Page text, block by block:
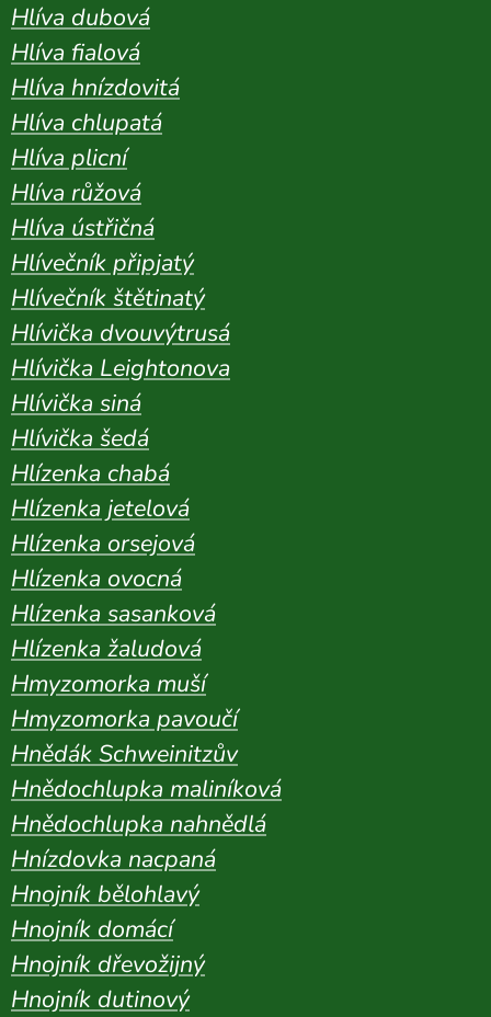
Hlíva dubová
Hlíva fialová
Hlíva hnízdovitá
Hlíva chlupatá
Hlíva plicní
Hlíva růžová
Hlíva ústřičná
Hlívečník připjatý
Hlívečník štětinatý
Hlívička dvouvýtrusá
Hlívička Leightonova
Hlívička siná
Hlívička šedá
Hlízenka chabá
Hlízenka jetelová
Hlízenka orsejová
Hlízenka ovocná
Hlízenka sasanková
Hlízenka žaludová
Hmyzomorka muší
Hmyzomorka pavoučí
Hnědák Schweinitzův
Hnědochlupka maliníková
Hnědochlupka nahnědlá
Hnízdovka nacpaná
Hnojník bělohlavý
Hnojník domácí
Hnojník dřevožijný
Hnojník dutinový